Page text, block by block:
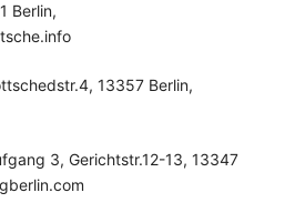
Berlin,
13357 Berlin,
3, Gerichtstr.12-13, 13347